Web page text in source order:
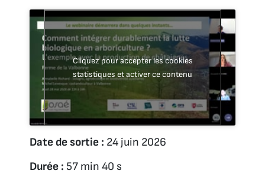
Cliquez pour accepter les cookies
statistiques et activer ce contenu
Date de sortie : 24 juin 2026
Durée : 57 min 40 s